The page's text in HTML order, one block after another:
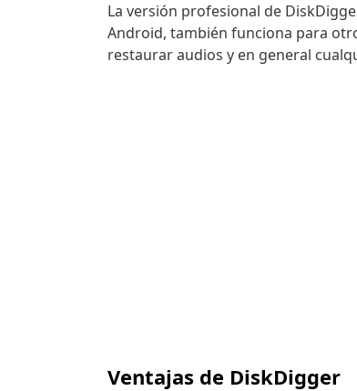
La versión profesional de
Android, también funciona para
restaurar audios y en general
Ventajas de DiskDigger